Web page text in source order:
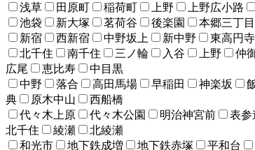
浅草
田原町 稲荷町 上野 上野広小路
池袋
新大塚 茗荷谷 後楽園 本郷三丁目
新宿
西新宿 中野坂上 新中野 東高円寺
北千住
南千住 三ノ輪 入谷 上野 仲
広尾
恵比寿
中目黒
中野
落合 高田馬場 早稲田 神楽坂
典
原木中山
西船橋
代々木上原
代々木公園 明治神宮前 表参
北千住
綾瀬
北綾瀬
和光市
地下鉄成増 地下鉄赤塚 平和台